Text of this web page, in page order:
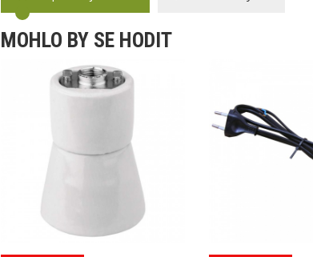
MOHLO BY SE HODIT